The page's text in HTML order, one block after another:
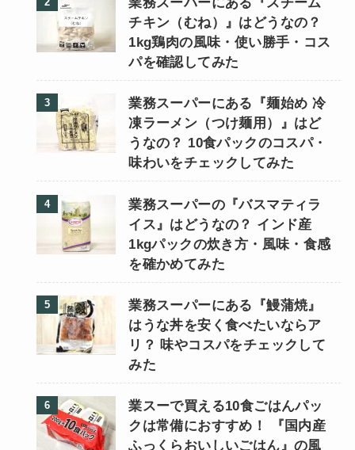
業務スーパーにある『スチーム
チキン（むね）』はどうなの？
1kg鶏肉の風味・使い勝手・コス
パを確認してみた
業務スーパーにある『麺始め 冷
凍ラーメン（つけ麺用）』はど
うなの？ 10食パックのコスパ・
味わいをチェックしてみた
業務スーパーの『バスマティラ
イス』はどうなの？ インド産
1kgパックの炊き方・風味・食感
を確かめてみた
業務スーパーにある『鰻蒲焼』
はうな丼を安く食べたいならア
リ？ 味やコスパをチェックして
みた
業スーで買える10食ごはんパッ
クは常備におすすめ！ 『国内産
ふっくらおいしいごはん』の風